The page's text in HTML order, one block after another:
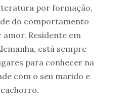
por formação,
do comportamento
Residente em
está sempre
para conhecer na
com o seu marido e
cachorro.